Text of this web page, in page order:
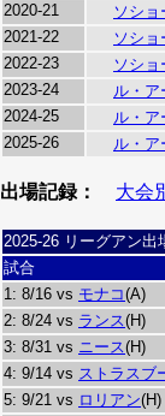
2020-21
ソショ
2021-22
ソショ
2022-23
ソショ
2023-24
ル・ア
2024-25
ル・ア
2025-26
ル・ア
出場記録： 大会
2025-26 リーグアン出
試合
1: 8/16 vs モナコ(A)
2: 8/24 vs ランス(H)
3: 8/31 vs ニース(H)
4: 9/14 vs ストラスブ
5: 9/21 vs ロリアン(H)